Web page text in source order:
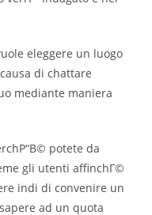
eleggere un luogo
di chattare
mediante maniera
potete da
gli utenti affinchГ©
indi di convenire un
ad un quota